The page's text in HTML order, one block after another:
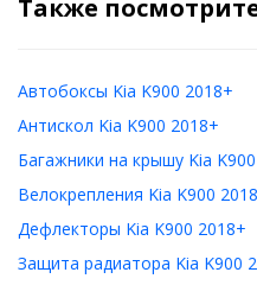
Также
Автобоксы Kia K900 2018+
Антискол Kia K900 2018+
Багажники на крышу Kia
Велокрепления Kia K900
Дефлекторы Kia K900 2018+
Защита радиатора Kia K900